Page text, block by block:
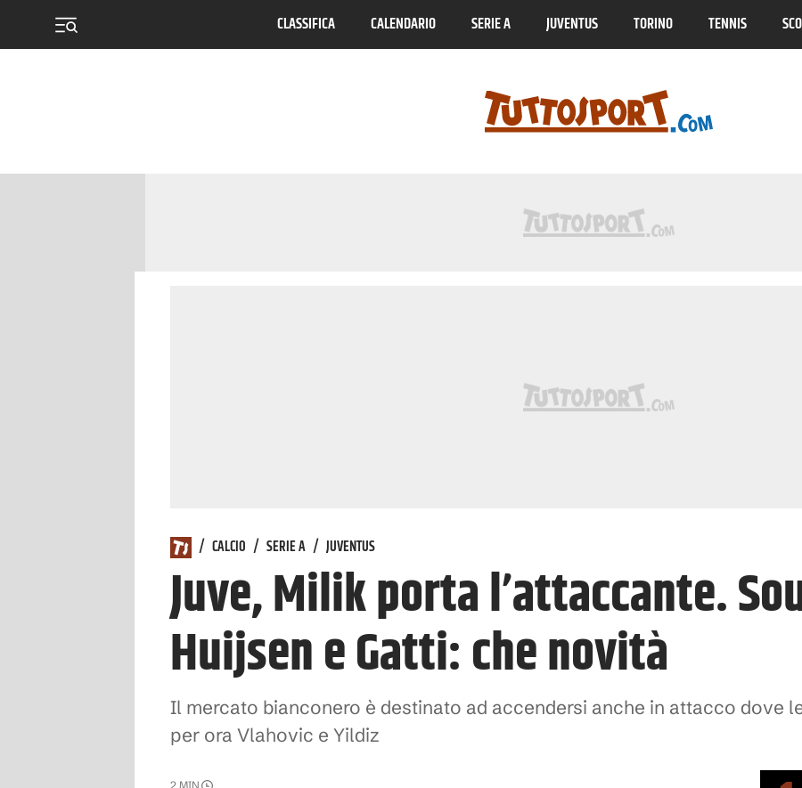
CLASSIFICA CALENDARIO SERIE A JUVENTUS TORINO TENNIS
/ CALCIO / SERIE A / JUVENTUS
Juve, Milik porta l’attaccante.
Huijsen e Gatti: che novità
Il mercato bianconero è destinato ad accendersi anche in attacco dove
per ora Vlahovic e Yildiz
2 MIN